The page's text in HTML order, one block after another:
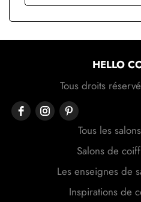
HELLO
Tous droits
Tous les
Salons de
Les enseignes de
Inspirations de